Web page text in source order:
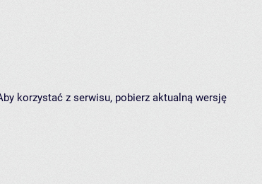
korzystać z serwisu, pobierz aktualną wersję